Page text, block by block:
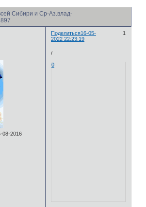
Сибири и Ср-Аз.влад-
Поделиться 1
16-05-
2022 22:23:19
08-2016
/
0